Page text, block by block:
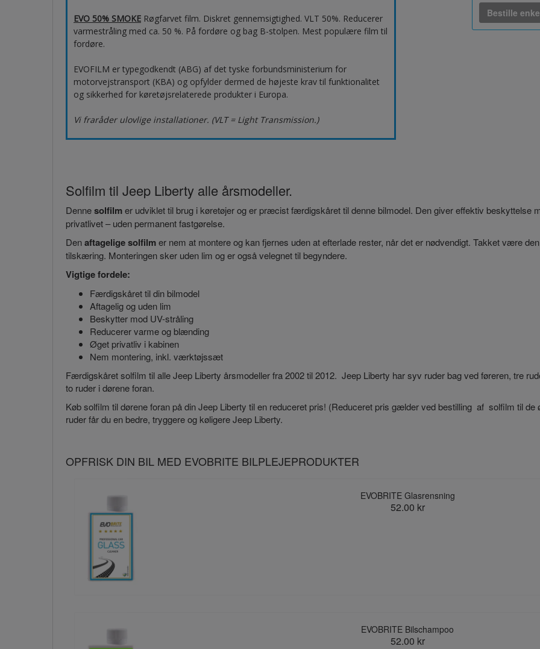
EVO 50% SMOKE Røgfarvet film. Diskret gennemsigtighed. VLT 50%. Reducerer
varmestråling med ca. 50 %. På fordøre og bag B-stolpen. Mest populære film til
fordøre.
EVOFILM er typegodkendt (ABG) af det tyske forbundsministerium for
motorvejstransport (KBA) og opfylder dermed de højeste krav til funktionalitet
og sikkerhed for køretøjsrelaterede produkter i Europa.
Vi fraråder ulovlige installationer. (VLT = Light Transmission.)
Bestille
Solfilm til Jeep Liberty alle årsmodeller.
Dennesolfilmer udviklet til brug i køretøjer og er præcist færdigskåret til denne bilmodel. Den giver effektiv beskyttelse
privatlivet – uden permanent fastgørelse.
Denaftagelige solfilmer nem at montere og kan fjernes uden at efterlade rester, når det er nødvendigt. Takket være
tilskæring. Monteringen sker uden lim og er også velegnet til begyndere.
Vigtige fordele:
Færdigskåret til din bilmodel
Aftagelig og uden lim
Beskytter mod UV-stråling
Reducerer varme og blænding
Øget privatliv i kabinen
Nem montering, inkl. værktøjssæt
Færdigskåret solfilm til alle Jeep Liberty årsmodeller fra 2002 til 2012. Jeep Liberty har syv ruder bag ved føreren, tre
to ruder i dørene foran.
Køb solfilm til dørene foran på din Jeep Liberty til en reduceret pris! (Reduceret pris gælder ved bestilling af solfilm til
ruder får du en bedre, tryggere og køligere Jeep Liberty.
OPFRISK DIN BIL MED EVOBRITE BILPLEJEPRODUKTER
EVOBRITE Glasrensning
52.00 kr
EVOBRITE Bilschampoo
52.00 kr